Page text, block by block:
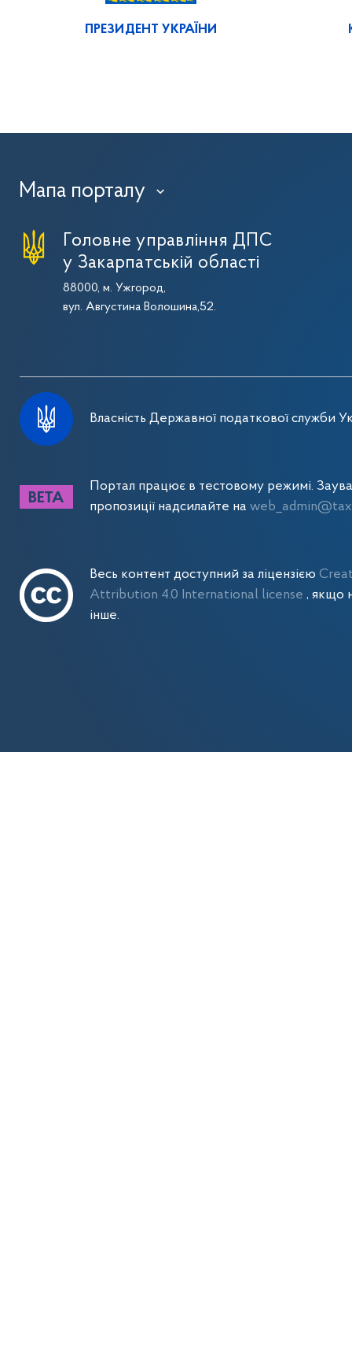
ПРЕЗИДЕНТ УКРАЇНИ
Мапа порталу ›
Головне управління ДПС
у Закарпатській області
88000, м. Ужгород,
вул. Августина Волошина,52.
Власність Державної податкової служби
Портал працює в тестовому режимі.
пропозиції надсилайте на
Весь контент доступний за ліцензією
Attribution 4.0 International license, якщо
інше.